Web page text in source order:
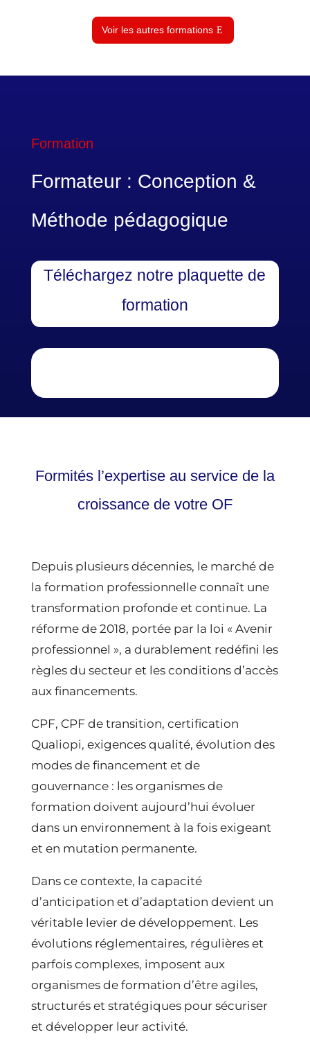
Voir les autres formations
Formation
Formateur : Conception &
Méthode pédagogique
Téléchargez notre plaquette de
formation
Formités l’expertise au service de la
croissance de votre OF
Depuis plusieurs décennies, le marché de
la formation professionnelle connaît une
transformation profonde et continue. La
réforme de 2018, portée par la loi « Avenir
professionnel », a durablement redéfini les
règles du secteur et les conditions d’accès
aux financements.
CPF, CPF de transition, certification
Qualiopi, exigences qualité, évolution des
modes de financement et de
gouvernance : les organismes de
formation doivent aujourd’hui évoluer
dans un environnement à la fois exigeant
et en mutation permanente.
Dans ce contexte, la capacité
d’anticipation et d’adaptation devient un
véritable levier de développement. Les
évolutions réglementaires, régulières et
parfois complexes, imposent aux
organismes de formation d’être agiles,
structurés et stratégiques pour sécuriser
et développer leur activité.